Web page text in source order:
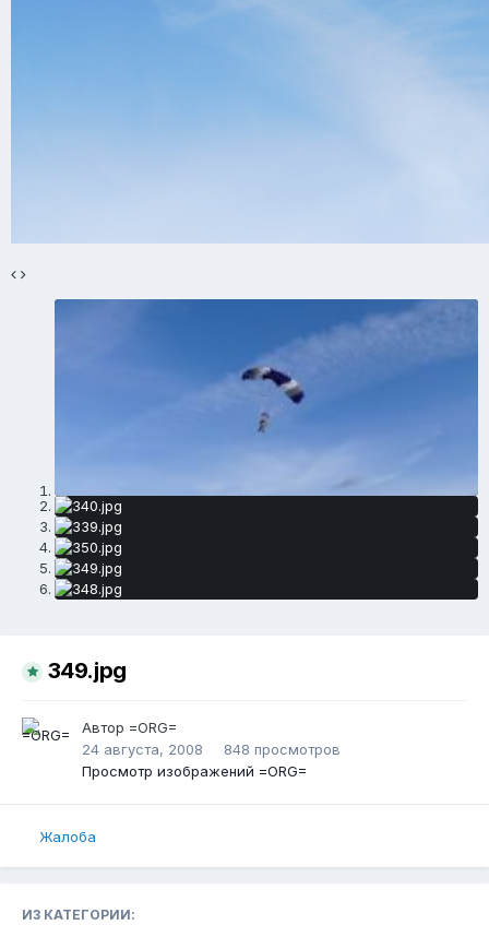
349.jpg
Автор =ORG=
24 августа, 2008
848 просмотров
Просмотр изображений =ORG=
Жалоба
ИЗ КАТЕГОРИИ: